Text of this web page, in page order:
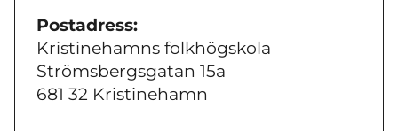
Postadress:
Kristinehamns folkhögskola
Strömsbergsgatan 15a
681 32 Kristinehamn